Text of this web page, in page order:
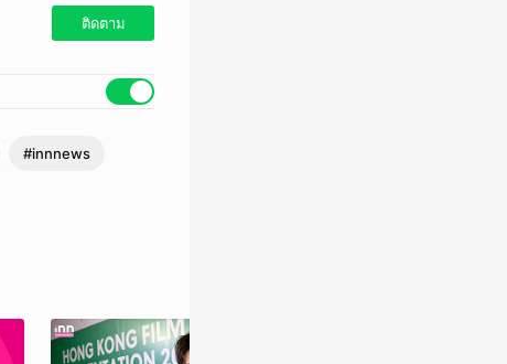
ติดตาม
#innnews